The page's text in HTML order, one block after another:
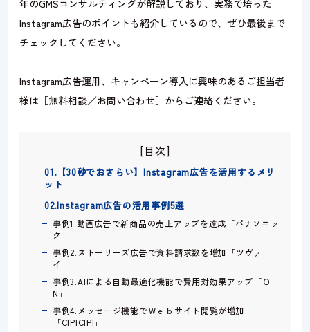
年のGMSコンサルティングが解説しており、実務で培った
Instagram広告のポイントも紹介しているので、ぜひ最後まで
チェックしてください。
Instagram広告運用、キャンペーン導入に興味のあるご担当者
様は［無料相談／お問い合わせ］からご連絡ください。
[目次]
01.【30秒でおさらい】Instagram広告を活用するメリ
ット
02.Instagram広告の活用事例5選
事例1.動画広告で新商品の売上アップを達成「パナソニッ
ク」
事例2.ストーリーズ広告で資料請求数を増加「ツヴァ
イ」
事例3.AIによる自動最適化機能で費用対効果アップ「Ｏ
N」
事例4.メッセージ機能でＷｅｂサイト閲覧が増加
「CIPICIPI」